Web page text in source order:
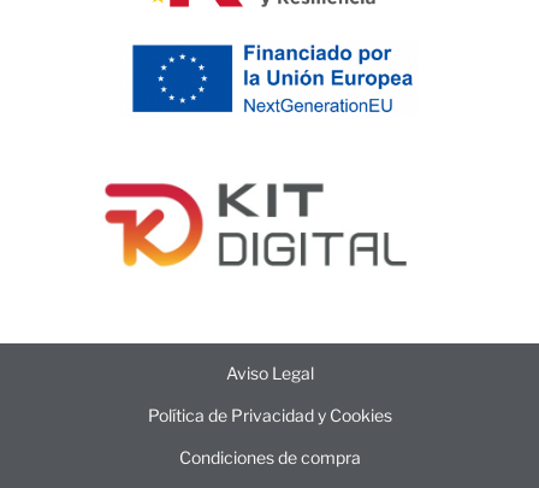
Aviso Legal
Política de Privacidad y Cookies
Condiciones de compra